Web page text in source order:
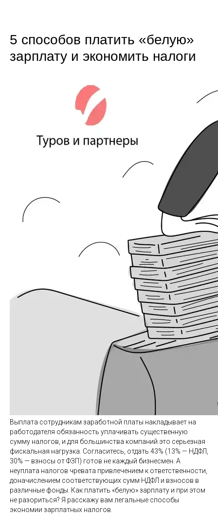
5 способов платить «белую»
зарплату и экономить налоги
Выплата сотрудникам заработной платы накладывает на
работодателя обязанность уплачивать существенную
сумму налогов, и для большинства компаний это серьезная
фискальная нагрузка. Согласитесь, отдать 43% (13% — НДФЛ,
30% — взносы от ФЗП) готов не каждый бизнесмен. А
неуплата налогов чревата привлечением к ответственности,
доначислением соответствующих сумм НДФЛ и взносов в
различные фонды. Как платить «белую» зарплату и при этом
не разориться? Я расскажу вам легальные способы
экономии зарплатных налогов.